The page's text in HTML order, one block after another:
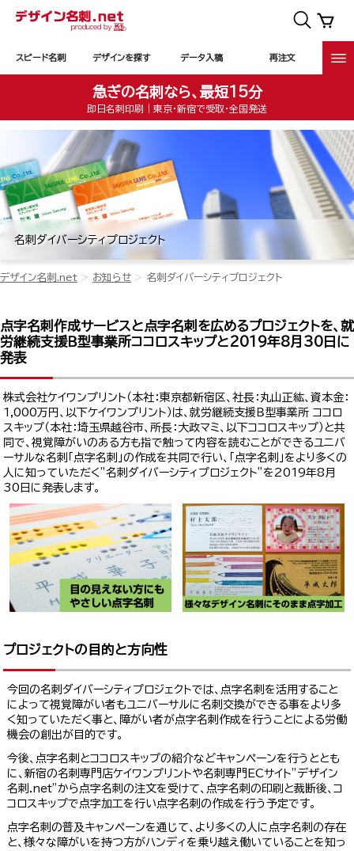
スピード名刺 デザインを探す データ入稿 再注文
急ぎの名刺なら、最短15分
即日名刺印刷｜東京・新宿で受取・全国発送
名刺ダイバーシティプロジェクト
デザイン名刺.net お知らせ 名刺ダイバーシティプロジェクト
点字名刺作成サービスと点字名刺を広めるプロジェクトを、就
労継続支援Ｂ型事業所ココロスキップと2019年8月30日に
発表
株式会社ケイワンプリント（本社：東京都新宿区、社長：丸山正紘、資本金：
1,000万円、以下ケイワンプリント）は、就労継続支援Ｂ型事業所 ココロ
スキップ（本社：埼玉県越谷市、所長：大政マミ、以下ココロスキップ）と共
同で、視覚障がいのある方も指で触って内容を読むことができるユニバ
ーサルな名刺「点字名刺」の作成を共同で行い、「点字名刺」をより多くの
人に知っていただく”名刺ダイバーシティプロジェクト”を2019年8月
30日に発表します。
プロジェクトの目的と方向性
今回の名刺ダイバーシティプロジェクトでは、点字名刺を活用すること
によって視覚障がい者もユニバーサルに名刺交換ができる事をより多
く知っていただく事と、障がい者が点字名刺作成を行うことによる労働
機会の創出が目的です。
今後、点字名刺とココロスキップの紹介などキャンペーンを行うととも
に、新宿の名刺専門店ケイワンプリントや名刺専門ECサイト”デザイン
名刺.net”から点字名刺の注文を受けて、点字名刺の印刷と裁断後、コ
コロスキップで点字加工を行い点字名刺の作成を行う予定です。
点字名刺の普及キャンペーンを通じて、より多くの人に点字名刺の存在
と、様々な障がいを持つ方がハンディを乗り越え働いていることを知っ